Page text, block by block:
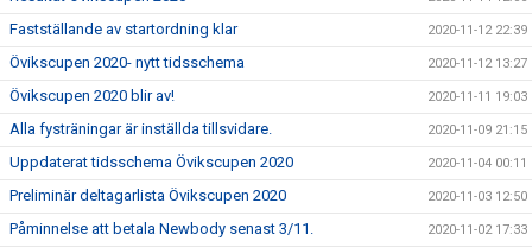
Fastställande av startordning klar 2020-11-12 22:39
Övikscupen 2020- nytt tidsschema 2020-11-12 13:27
Övikscupen 2020 blir av! 2020-11-11 19:03
Alla fysträningar är inställda tillsvidare. 2020-11-09 21:15
Uppdaterat tidsschema Övikscupen 2020 2020-11-04 00:11
Preliminär deltagarlista Övikscupen 2020 2020-11-03 12:50
Påminnelse att betala Newbody senast 3/11. 2020-11-02 17:33